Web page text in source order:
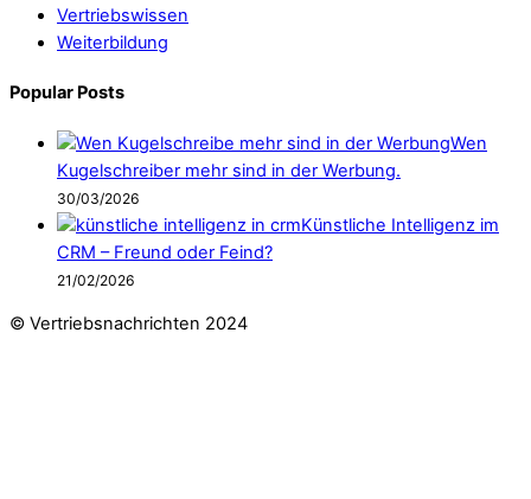
Vertriebswissen
Weiterbildung
Popular Posts
Wen
Kugelschreiber mehr sind in der Werbung.
30/03/2026
Künstliche Intelligenz im
CRM – Freund oder Feind?
21/02/2026
© Vertriebsnachrichten 2024